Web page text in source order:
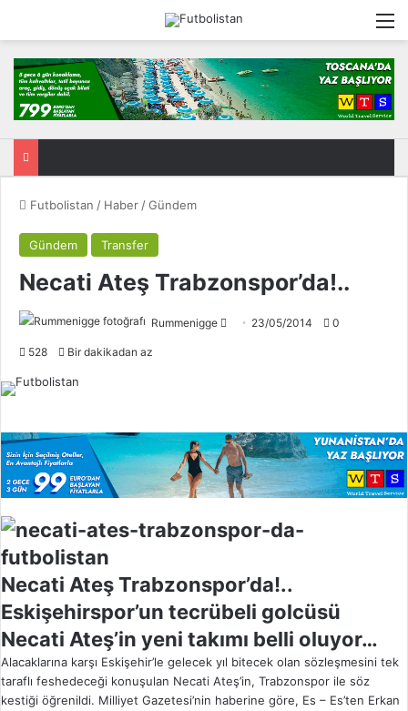
Futbolistan / Haber /Gündem
Gündem Transfer
Necati Ateş Trabzonspor’da!..
Rummenigge
w
o
n
X
23/05/2014 0
528 Bir dakikadan az
Necati Ateş Trabzonspor’da!..
Eskişehirspor’un tecrübeli golcüsü
Necati Ateş’in yeni takımı belli oluyor…
Alacaklarına karşı Eskişehir’le gelecek yıl bitecek olan sözleşmesini tek
taraflı feshedeceği konuşulan Necati Ateş’in, Trabzonspor ile söz
kestiği öğrenildi. Milliyet Gazetesi’nin haberine göre, Es – Es’ten Erkan